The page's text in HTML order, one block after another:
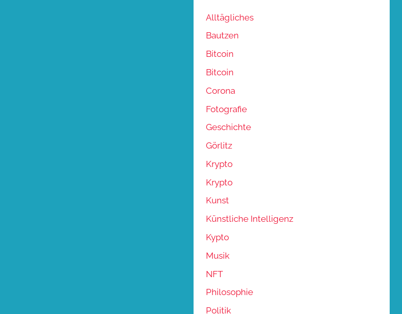
Alltägliches
Bautzen
Bitcoin
Bitcoin
Corona
Fotografie
Geschichte
Görlitz
Krypto
Krypto
Kunst
Künstliche Intelligenz
Kypto
Musik
NFT
Philosophie
Politik